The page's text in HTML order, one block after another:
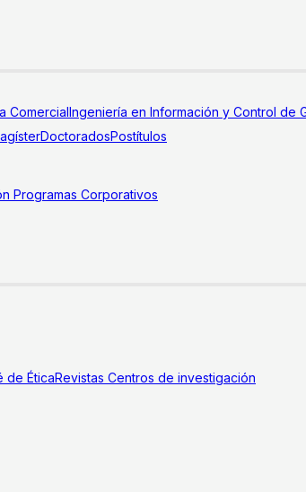
ComercialIngeniería en Información y Control de
DoctoradosPostítulos
Programas Corporativos
de ÉticaRevistas Centros de investigación